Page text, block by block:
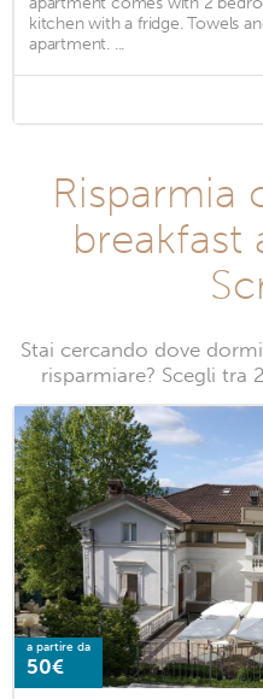
kitchen with a fridge. Towels
apartment. ...
Risparmia
breakfast
Stai cercando dove
risparmiare? Scegli tra
a partire da
50€